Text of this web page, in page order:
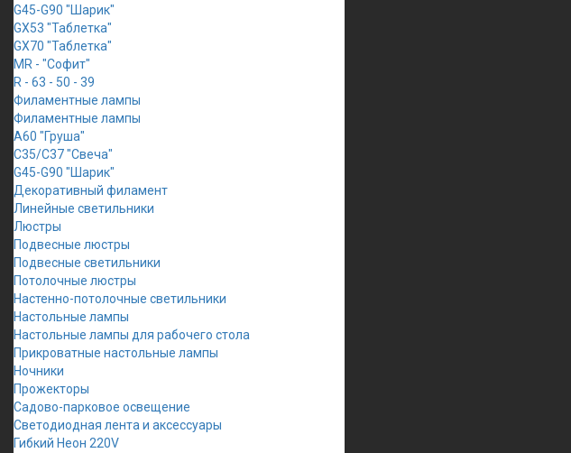
G45-G90 "Шарик"
GX53 "Таблетка"
GX70 "Таблетка"
MR - "Софит"
R - 63 - 50 - 39
Филаментные лампы
Филаментные лампы
A60 "Груша"
C35/C37 "Свеча"
G45-G90 "Шарик"
Декоративный филамент
Линейные светильники
Люстры
Подвесные люстры
Подвесные светильники
Потолочные люстры
Настенно-потолочные светильники
Настольные лампы
Настольные лампы для рабочего стола
Прикроватные настольные лампы
Ночники
Прожекторы
Садово-парковое освещение
Светодиодная лента и аксессуары
Гибкий Неон 220V